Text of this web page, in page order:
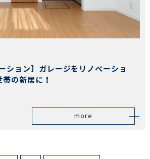
ション】ガレージをリノベーショ
の新居に！
more